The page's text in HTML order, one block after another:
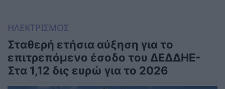
ΗΛΕΚΤΡΙΣΜΟΣ
Σταθερή ετήσια αύξηση για το
επιτρεπόμενο έσοδο του ΔΕΔΔΗΕ-
Στα 1,12 δις ευρώ για το 2026